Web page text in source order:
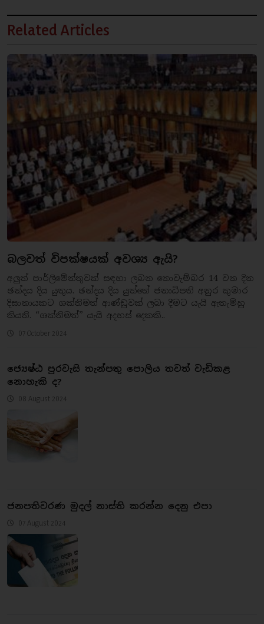
Related Articles
බලවත් විපක්ෂයක් අවශ්‍ය ඇයි?
අලුත් පාර්ලිමේන්තුවක් සඳහා ලබන නොවැම්බර 14 වන දින
ඡන්දය දිය යුතුය. ඡන්දය දිය යුත්තේ ජනාධිපති අනුර කුමාර
දිසානායකට ශක්තිමත් ආණ්ඩුවක් ලබා දීමට යැයි ඇතැම්හු
කියති. “ශක්තිමත්” යැයි අදහස් දෙකකි..
07 October 2024
ජ්‍යෙෂ්ඨ පුරවැසි තැන්පතු පොලිය තවත් වැඩිකළ
නොහැකි ද?
08 August 2024
ජනපතිවරණ මුදල් නාස්ති කරන්න දෙනු එපා
07 August 2024